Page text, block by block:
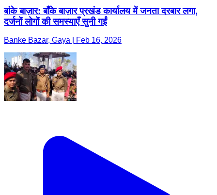
बांके बाज़ार: बाँके बाज़ार प्रखंड कार्यालय में जनता दरबार लगा,
दर्जनों लोगों की समस्याएँ सुनी गईं
Banke Bazar, Gaya | Feb 16, 2026